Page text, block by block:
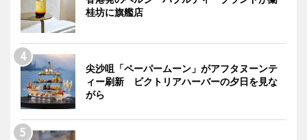
桂坊に旗艦店
尖沙咀「ペーパームーン」がアフタヌーンテ
ィー刷新 ビクトリアハーバーの夕日を見な
がら